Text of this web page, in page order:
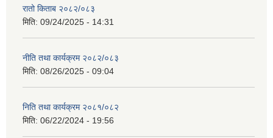
रातो किताब २०८२/०८३
मिति: 09/24/2025 - 14:31
नीति तथा कार्यक्रम २०८२/०८३
मिति: 08/26/2025 - 09:04
निति तथा कार्यक्रम २०८१/०८२
मिति: 06/22/2024 - 19:56